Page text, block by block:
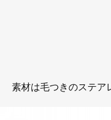
素材は毛つきのステア